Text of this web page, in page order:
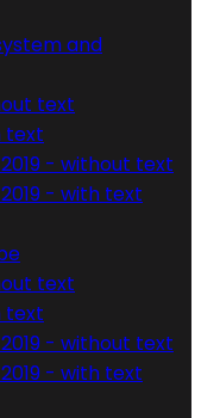
and
text
text
- without text
- with text
text
text
- without text
- with text